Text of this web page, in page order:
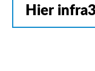
Hier